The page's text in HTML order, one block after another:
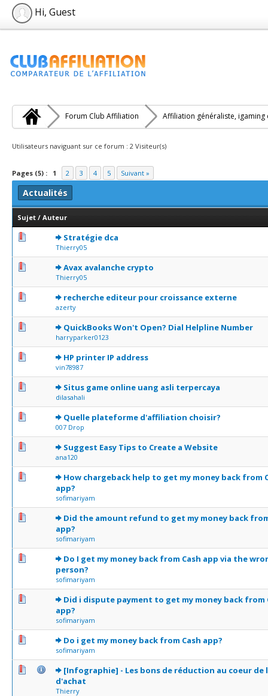
Hi, Guest
Forum Club Affiliation Affiliation généraliste, igaming
Utilisateurs naviguant sur ce forum : 2 Visiteur(s)
Pages (5) : 1 2 3 4 5 Suivant »
Actualités
Sujet / Auteur
Stratégie dca
Thierry05
0 Votes - 0 sur 5 en moyenne
1234
Avax avalanche crypto
Thierry05
0 Votes - 0 sur 5 en moyenne
12345
recherche editeur pour croissance externe
azerty
0 Votes - 0 sur 5 en moyenne
12345
QuickBooks Won't Open? Dial Helpline Number
harryparker0123
0 Votes - 0 sur 5 en moyenne
12345
HP printer IP address
vin78987
0 Votes - 0 sur 5 en moyenne
1 2345
Situs game online uang asli terpercaya
dilasahali
0 Votes - 0 sur 5 en moyenne
12345
Quelle plateforme d'affiliation choisir?
007 Drop
0 Votes - 0 sur 5 en moyenne
12345
Suggest Easy Tips to Create a Website
ana120
0 Votes - 0 sur 5 en moyenne
123 45
How chargeback help to get my money back from
app?
sofimariyam
0 Votes - 0 sur 5 en moyenne
12345
Did the amount refund to get my money back
app?
sofimariyam
0 Votes - 0 sur 5 en moyenne
12345
Do I get my money back from Cash app via the
person?
sofimariyam
0 Votes - 0 sur 5 en moyenne
12345
Did i dispute payment to get my money back from
app?
sofimariyam
0 Votes - 0 sur 5 en moyenne
123 45
Do i get my money back from Cash app?
sofimariyam
0 Votes - 0 sur 5 en moyenne
12345
[Infographie] - Les bons de réduction au coeur de
d'achat
Thierry
1 Votes - 5 sur 5 en moyenne
12345